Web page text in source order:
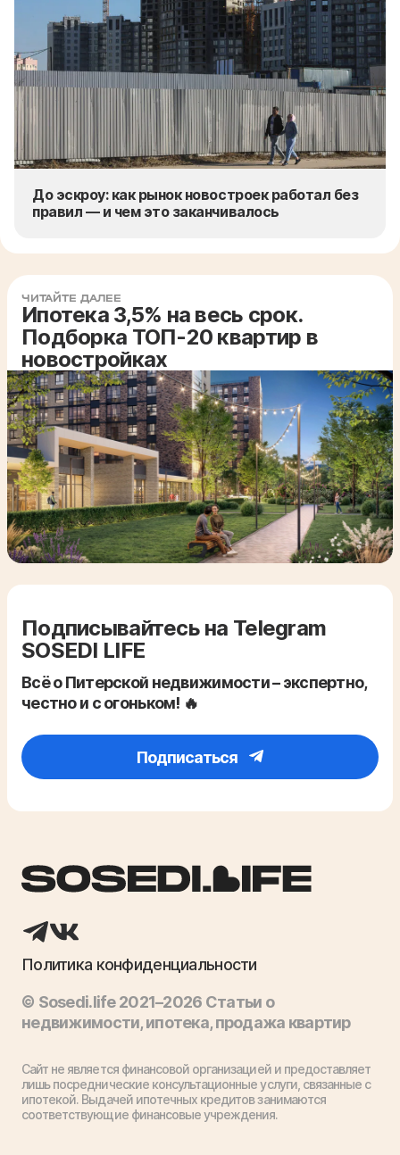
До эскроу: как рынок новостроек работал без
правил — и чем это заканчивалось
ЧИТАЙТЕ ДАЛЕЕ
Ипотека 3,5% на весь срок.
Подборка ТОП-20 квартир в
новостройках
Подписывайтесь на Telegram
SOSEDI LIFE
Всё о Питерской недвижимости – экспертно,
честно и с огоньком! 🔥
Подписаться
Политика конфиденциальности
© Sosedi.life 2021–2026 Статьи о
недвижимости, ипотека, продажа квартир
Сайт не является финансовой организацией и предоставляет
лишь посреднические консультационные услуги, связанные с
ипотекой. Выдачей ипотечных кредитов занимаются
соответствующие финансовые учреждения.